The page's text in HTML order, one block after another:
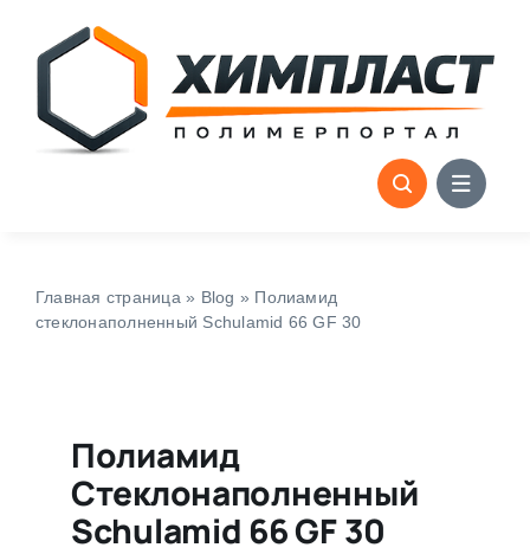
content
Главная страница » Blog » Полиамид
стеклонаполненный Schulamid 66 GF 30
Полиамид
Стеклонаполненный
Schulamid 66 GF 30